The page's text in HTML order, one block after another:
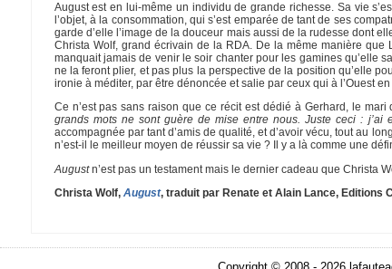
August est en lui-même un individu de grande richesse. Sa vie
l’objet, à la consommation, qui s’est emparée de tant de ses
garde d’elle l’image de la douceur mais aussi de la rudesse dont
Christa Wolf, grand écrivain de la RDA. De la même manière
manquait jamais de venir le soir chanter pour les gamines qu’elle
ne la feront plier, et pas plus la perspective de la position qu’elle
ironie à méditer, par être dénoncée et salie par ceux qui à l’Ouest
Ce n’est pas sans raison que ce récit est dédié à Gerhard, le
grands mots ne sont guère de mise entre nous. Juste ceci : j’ai
accompagnée par tant d’amis de qualité, et d’avoir vécu, tout au
n’est-il le meilleur moyen de réussir sa vie ? Il y a là comme une
Augustn’est pas un testament mais le dernier cadeau que Christa
Christa Wolf, August, traduit par Renate et Alain Lance, Editions